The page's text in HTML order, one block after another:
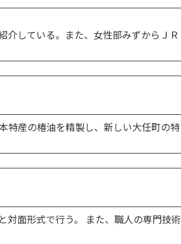
介している。また、女性部みずからＪＲ
特産の椿油を精製し、新しい大任町の特
対面形式で行う。 また、職人の専門技術